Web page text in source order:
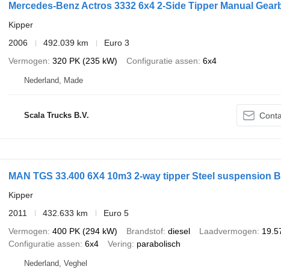
Mercedes-Benz Actros 3332 6x4 2-Side Tipper Manual
Kipper
2006
492.039 km
Euro 3
Vermogen 320 PK (235 kW) Configuratie assen 6x4
Nederland, Made
Scala Trucks B.V.
MAN TGS 33.400 6X4 10m3 2-way tipper Steel suspension
Kipper
2011
432.633 km
Euro 5
Vermogen 400 PK (294 kW) Brandstof diesel Laadvermogen
Configuratie assen 6x4 Vering parabolisch
Nederland, Veghel